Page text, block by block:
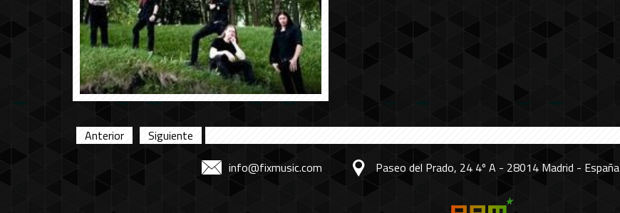
Anterior
Siguiente
info@fixmusic.com
Paseo del Prado, 24 4º A - 28014 Madrid - España